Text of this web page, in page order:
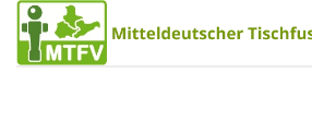
Zum Hauptinhalt springen